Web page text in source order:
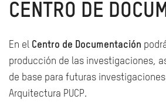
CENTRO DE
En el Centro de Documentación
producción de las investigaciones,
de base para futuras
Arquitectura PUCP.